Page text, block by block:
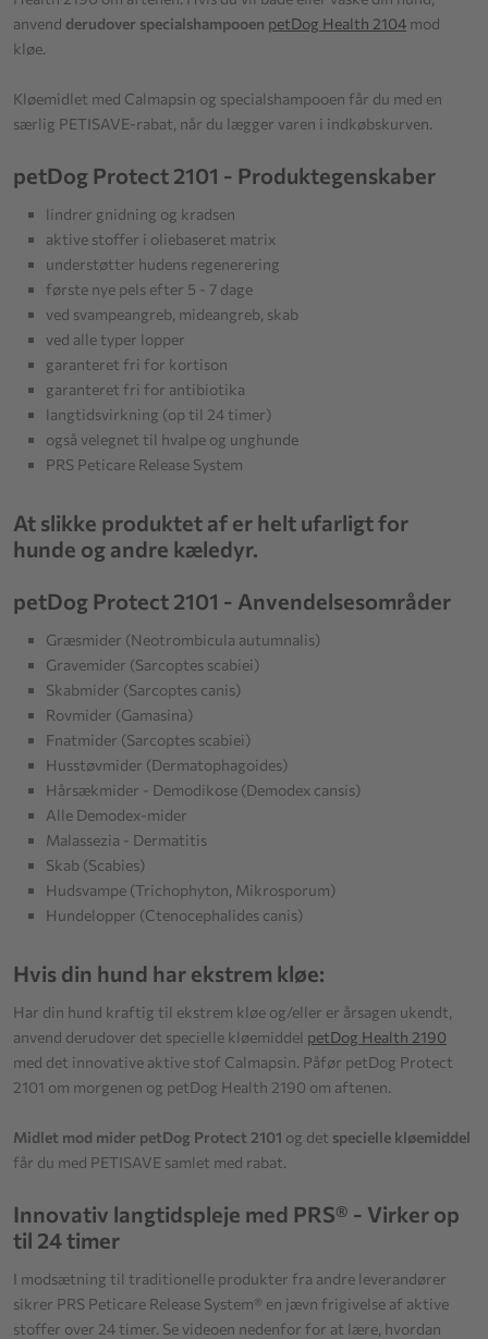
anvend derudover specialshampooen petDog Health 2104 mod
kløe.
Kløemidlet med Calmapsin og specialshampooen får du med en
særlig PETISAVE-rabat, når du lægger varen i indkøbskurven.
petDog Protect 2101 - Produktegenskaber
lindrer gnidning og kradsen
aktive stoffer i oliebaseret matrix
understøtter hudens regenerering
første nye pels efter 5 - 7 dage
ved svampeangreb, mideangreb, skab
ved alle typer lopper
garanteret fri for kortison
garanteret fri for antibiotika
langtidsvirkning (op til 24 timer)
også velegnet til hvalpe og unghunde
PRS Peticare Release System
At slikke produktet af er helt ufarligt for
hunde og andre kæledyr.
petDog Protect 2101 - Anvendelsesområder
Græsmider (Neotrombicula autumnalis)
Gravemider (Sarcoptes scabiei)
Skabmider (Sarcoptes canis)
Rovmider (Gamasina)
Fnatmider (Sarcoptes scabiei)
Husstøvmider (Dermatophagoides)
Hårsækmider - Demodikose (Demodex cansis)
Alle Demodex-mider
Malassezia - Dermatitis
Skab (Scabies)
Hudsvampe (Trichophyton, Mikrosporum)
Hundelopper (Ctenocephalides canis)
Hvis din hund har ekstrem kløe:
Har din hund kraftig til ekstrem kløe og/eller er årsagen ukendt,
anvend derudover det specielle kløemiddel petDog Health 2190
med det innovative aktive stof Calmapsin. Påfør petDog Protect
2101 om morgenen og petDog Health 2190 om aftenen.
Midlet mod mider petDog Protect 2101 og det specielle kløemiddel
får du med PETISAVE samlet med rabat.
Innovativ langtidspleje med PRS® - Virker op
til 24 timer
I modsætning til traditionelle produkter fra andre leverandører
sikrer PRS Peticare Release System® en jævn frigivelse af aktive
stoffer over 24 timer. Se videoen nedenfor for at lære, hvordan